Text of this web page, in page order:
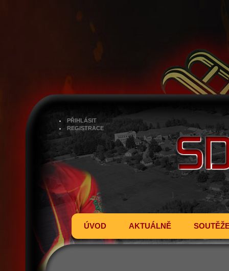
PŘIHLÁSIT
REGISTRACE
ÚVOD AKTUÁLNĚ